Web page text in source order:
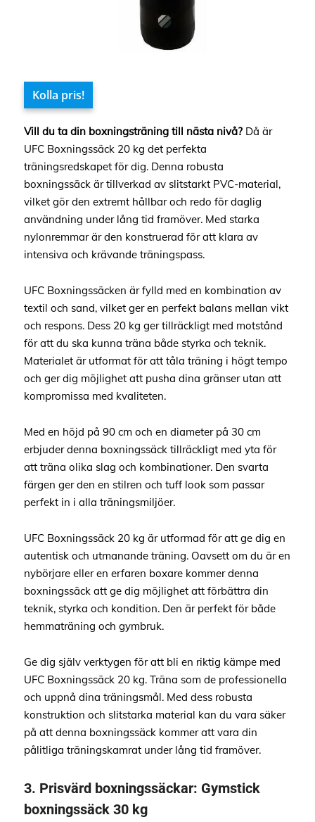
Kolla pris!
Vill du ta din boxningsträning till nästa nivå? Då är
UFC Boxningssäck 20 kg det perfekta
träningsredskapet för dig. Denna robusta
boxningssäck är tillverkad av slitstarkt PVC-material,
vilket gör den extremt hållbar och redo för daglig
användning under lång tid framöver. Med starka
nylonremmar är den konstruerad för att klara av
intensiva och krävande träningspass.
UFC Boxningssäcken är fylld med en kombination av
textil och sand, vilket ger en perfekt balans mellan vikt
och respons. Dess 20 kg ger tillräckligt med motstånd
för att du ska kunna träna både styrka och teknik.
Materialet är utformat för att tåla träning i högt tempo
och ger dig möjlighet att pusha dina gränser utan att
kompromissa med kvaliteten.
Med en höjd på 90 cm och en diameter på 30 cm
erbjuder denna boxningssäck tillräckligt med yta för
att träna olika slag och kombinationer. Den svarta
färgen ger den en stilren och tuff look som passar
perfekt in i alla träningsmiljöer.
UFC Boxningssäck 20 kg är utformad för att ge dig en
autentisk och utmanande träning. Oavsett om du är en
nybörjare eller en erfaren boxare kommer denna
boxningssäck att ge dig möjlighet att förbättra din
teknik, styrka och kondition. Den är perfekt för både
hemmaträning och gymbruk.
Ge dig själv verktygen för att bli en riktig kämpe med
UFC Boxningssäck 20 kg. Träna som de professionella
och uppnå dina träningsmål. Med dess robusta
konstruktion och slitstarka material kan du vara säker
på att denna boxningssäck kommer att vara din
pålitliga träningskamrat under lång tid framöver.
3. Prisvärd boxningssäckar: Gymstick
boxningssäck 30 kg